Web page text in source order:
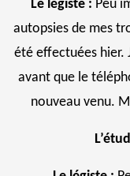
Le légiste : Peu
autopsies de mes
été effectuées hier.
avant que le
nouveau venu.